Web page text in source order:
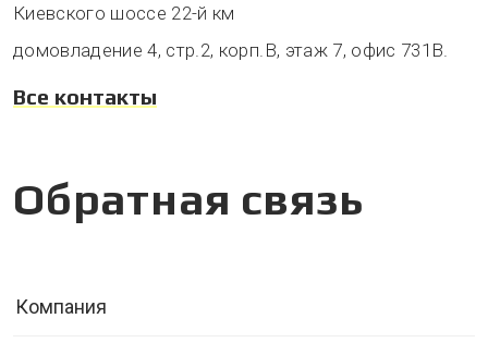
Киевского шоссе 22-й км
домовладение 4, стр.2, корп.В, этаж 7, офис 731В.
Все контакты
Обратная связь